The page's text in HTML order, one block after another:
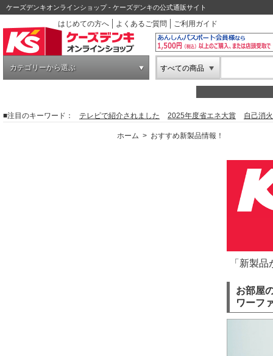
ケーズデンキオンラインショップ - ケーズデンキの公式通販サイト
はじめての方へ よくあるご質問 ご利用ガイド
カテゴリーから選ぶ すべての商品
■注目のキーワード： テレビで紹介されました 2025年度省エネ大賞 自己消
ホーム > おすすめ新製品情報！
「新製
お部屋
ワーフ